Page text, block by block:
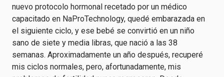
nuevo protocolo hormonal recetado por un médico
capacitado en NaProTechnology, quedé embarazada en
el siguiente ciclo, y ese bebé se convirtió en un niño
sano de siete y media libras, que nació a las 38
semanas. Aproximadamente un año después, recuperé
mis ciclos normales, pero, afortunadamente, mis